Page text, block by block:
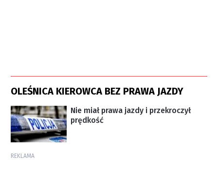
OLEŚNICA KIEROWCA BEZ PRAWA JAZDY
Nie miał prawa jazdy i przekroczył
prędkość
REKLAMA